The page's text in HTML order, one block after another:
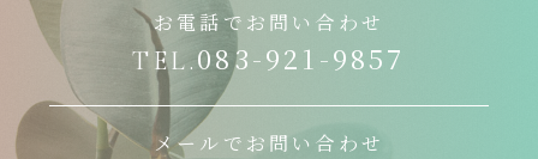
お電話でお問い合わせ
TEL.083-921-9857
メールでお問い合わせ